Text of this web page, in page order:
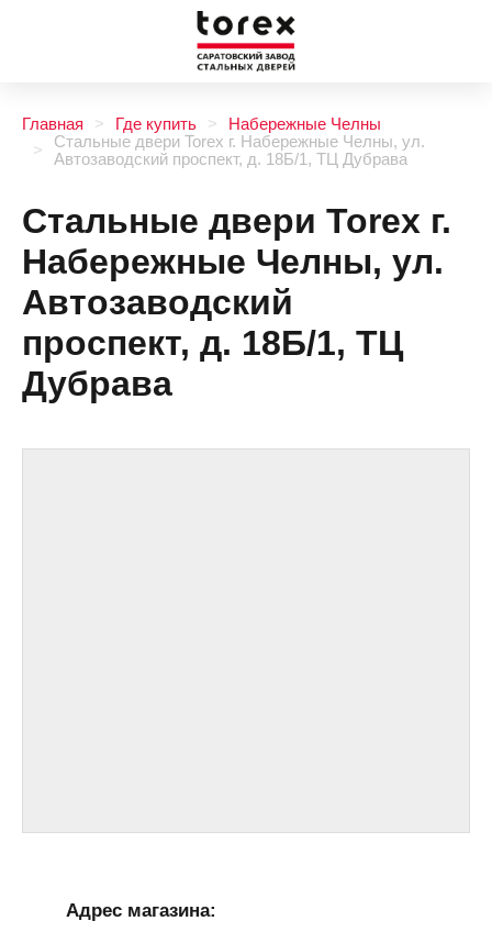
Главная Где купить
Набережные Челны
Стальные двери Torex г. Набережные Челны, ул.
Автозаводский проспект, д. 18Б/1, ТЦ Дубрава
Стальные двери Torex г.
Набережные Челны, ул.
Автозаводский
проспект, д. 18Б/1, ТЦ
Дубрава
Адрес магазина: